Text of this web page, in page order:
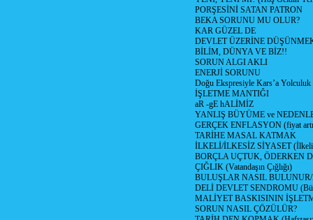
PORŞESİNİ SATAN PATRON
BEKA SORUNU MU OLUR?
KAR GÜZEL DE
DEVLET ÜZERİNE
BİLİM, DÜNYA VE BİZ!!
SORUN ALGI AKLI
ENERJİ SORUNU
Doğu Ekspresiyle Kars’a Yolculuk
İŞLETME MANTIĞI
aR -gE hALİMİZ
YANLIŞ BÜYÜME ve
GERÇEK ENFLASYON (fiyat
TARİHE MASAL KATMAK
İLKELİ/İLKESİZ SİYASET
BORÇLA UÇTUK, ÖDERKEN
ÇIĞLIK (Vatandaşın Çığlığı)
BULUŞLAR NASIL
DELİ DEVLET SENDROMU
MALİYET BASKISININ
SORUN NASIL ÇÖZÜLÜR?